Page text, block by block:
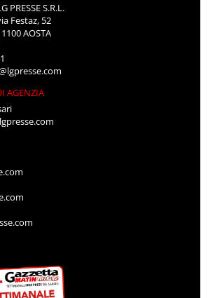
PRESSE S.R.L.
Festaz, 52
AOSTA
AGENZIA